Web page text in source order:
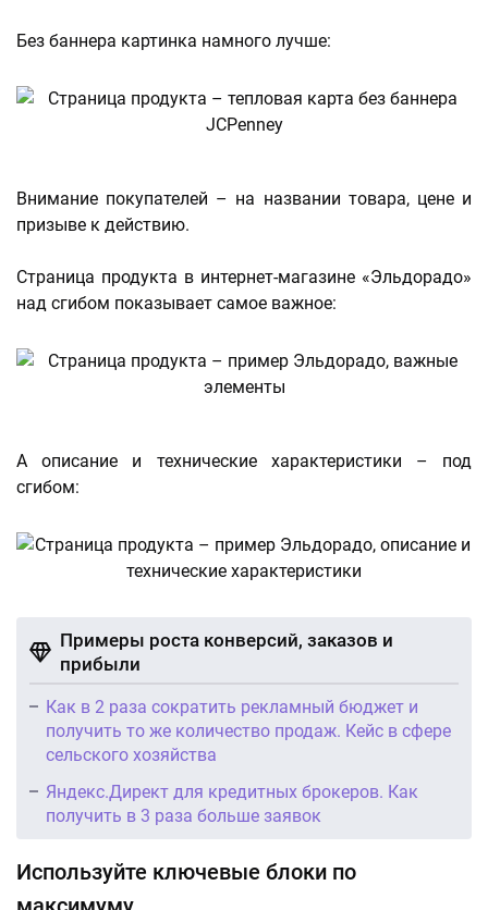
Без баннера картинка намного лучше:
Внимание покупателей – на названии товара, цене и
призыве к действию.
Страница продукта в интернет-магазине «Эльдорадо»
над сгибом показывает самое важное:
А описание и технические характеристики – под
сгибом:
Примеры роста конверсий, заказов и
прибыли
Как в 2 раза сократить рекламный бюджет и
получить то же количество продаж. Кейс в сфере
сельского хозяйства
Яндекс.Директ для кредитных брокеров. Как
получить в 3 раза больше заявок
Используйте ключевые блоки по